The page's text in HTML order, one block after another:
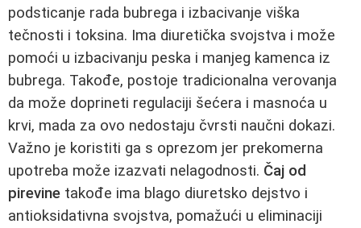
podsticanje rada bubrega i izbacivanje viška
tečnosti i toksina. Ima diuretička svojstva i može
pomoći u izbacivanju peska i manjeg kamenca iz
bubrega. Takođe, postoje tradicionalna verovanja
da može doprineti regulaciji šećera i masnoća u
krvi, mada za ovo nedostaju čvrsti naučni dokazi.
Važno je koristiti ga s oprezom jer prekomerna
upotreba može izazvati nelagodnosti. Čaj od
pirevine takođe ima blago diuretsko dejstvo i
antioksidativna svojstva, pomažući u eliminaciji